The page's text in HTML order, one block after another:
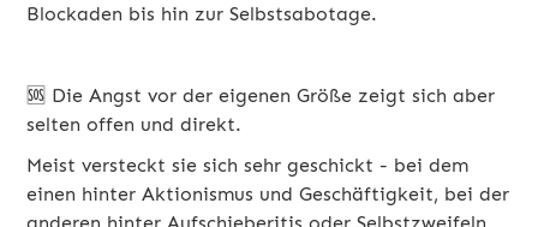
Blockaden bis hin zur Selbstsabotage.
🆘 Die Angst vor der eigenen Größe zeigt sich aber
selten offen und direkt.
Meist versteckt sie sich sehr geschickt - bei dem
einen hinterAktionismus und Geschäftigkeit, bei der
anderen hinterAufschieberitis oder Selbstzweifeln